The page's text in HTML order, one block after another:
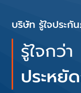
บริษัท รู้ใจประกั
รู้ใจกว่า
ประหยั